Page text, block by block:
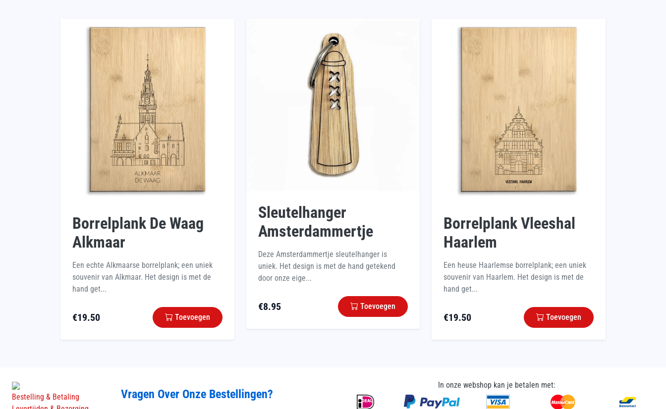
Borrelplank De Waag
Alkmaar
Een echte Alkmaarse borrelplank; een uniek
souvenir van Alkmaar. Het design is met de
hand get...
€19.50 Toevoegen
Sleutelhanger
Amsterdammertje
Deze Amsterdammertje sleutelhanger is
uniek. Het design is met de hand getekend
door onze eige...
€8.95 Toevoegen
Borrelplank Vleeshal
Haarlem
Een heuse Haarlemse borrelplank; een uniek
souvenir van Haarlem. Het design is met de
hand get...
€19.50 Toevoegen
Bestelling & Betaling
Vragen Over Onze Bestellingen?
In onze webshop kan je betalen met: